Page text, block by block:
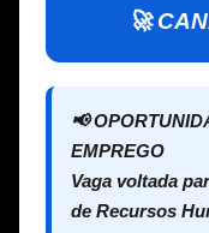
🚀
📢
EMPREGO
Vaga voltada
de Recursos